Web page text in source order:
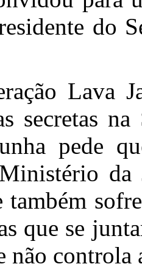
do
Lava
secretas
pede
da
também
que se
não controla